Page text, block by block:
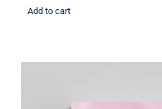
Add to cart